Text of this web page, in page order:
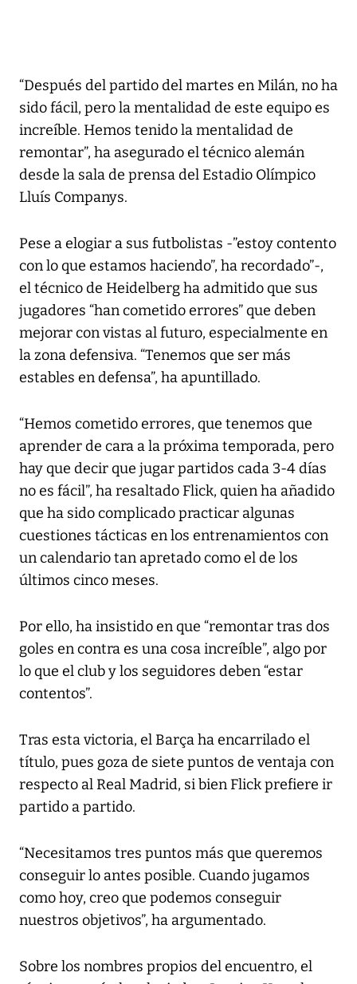
“Después del partido del martes en Milán, no ha
sido fácil, pero la mentalidad de este equipo es
increíble. Hemos tenido la mentalidad de
remontar”, ha asegurado el técnico alemán
desde la sala de prensa del Estadio Olímpico
Lluís Companys.
Pese a elogiar a sus futbolistas -”estoy contento
con lo que estamos haciendo”, ha recordado”-,
el técnico de Heidelberg ha admitido que sus
jugadores “han cometido errores” que deben
mejorar con vistas al futuro, especialmente en
la zona defensiva. “Tenemos que ser más
estables en defensa”, ha apuntillado.
“Hemos cometido errores, que tenemos que
aprender de cara a la próxima temporada, pero
hay que decir que jugar partidos cada 3-4 días
no es fácil”, ha resaltado Flick, quien ha añadido
que ha sido complicado practicar algunas
cuestiones tácticas en los entrenamientos con
un calendario tan apretado como el de los
últimos cinco meses.
Por ello, ha insistido en que “remontar tras dos
goles en contra es una cosa increíble”, algo por
lo que el club y los seguidores deben “estar
contentos”.
Tras esta victoria, el Barça ha encarrilado el
título, pues goza de siete puntos de ventaja con
respecto al Real Madrid, si bien Flick prefiere ir
partido a partido.
“Necesitamos tres puntos más que queremos
conseguir lo antes posible. Cuando jugamos
como hoy, creo que podemos conseguir
nuestros objetivos”, ha argumentado.
Sobre los nombres propios del encuentro, el